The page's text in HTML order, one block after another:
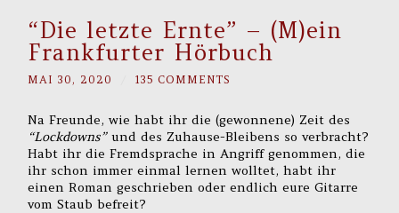
“Die letzte Ernte” – (M)ein
Frankfurter Hörbuch
MAI 30, 2020 135 COMMENTS
Na Freunde, wie habt ihr die (gewonnene) Zeit des
“Lockdowns”und des Zuhause-Bleibens so verbracht?
Habt ihr die Fremdsprache in Angriff genommen, die
ihr schon immer einmal lernen wolltet, habt ihr
einen Roman geschrieben oder endlich eure Gitarre
vom Staub befreit?